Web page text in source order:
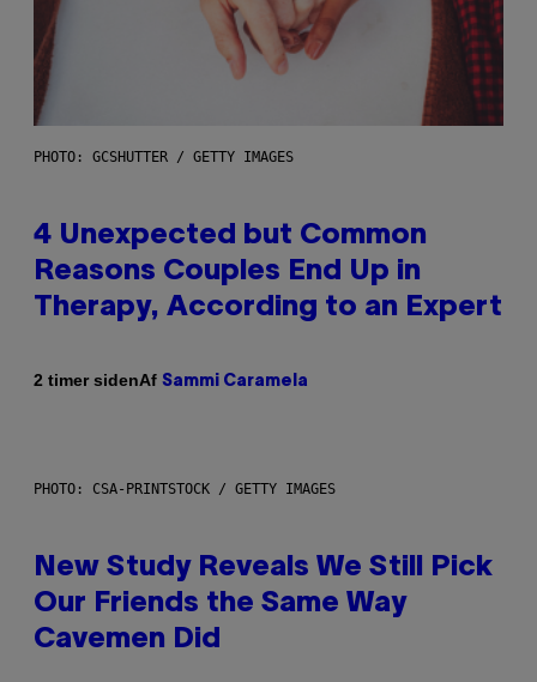
PHOTO: GCSHUTTER / GETTY IMAGES
4 Unexpected but Common
Reasons Couples End Up in
Therapy, According to an Expert
2 timer sidenAf Sammi Caramela
PHOTO: CSA-PRINTSTOCK / GETTY IMAGES
New Study Reveals We Still Pick
Our Friends the Same Way
Cavemen Did